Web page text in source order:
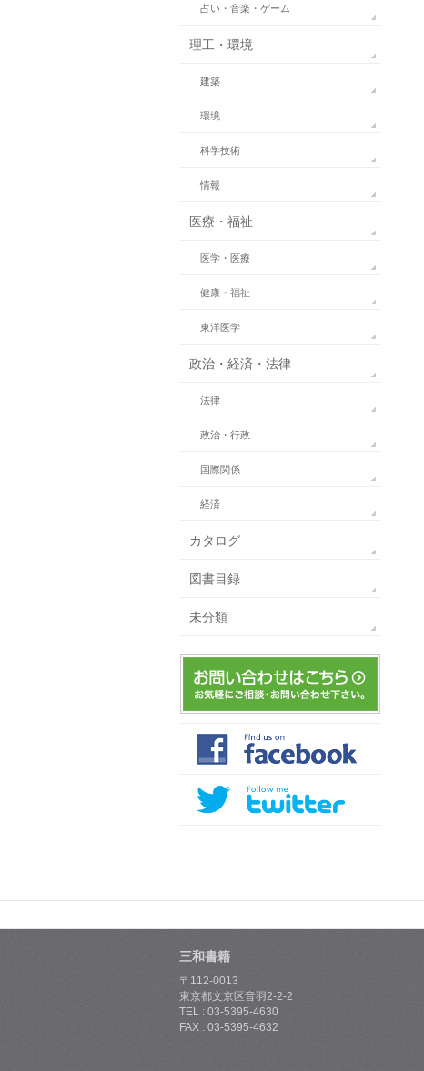
占い・音楽・ゲーム
理工・環境
建築
環境
科学技術
情報
医療・福祉
医学・医療
健康・福祉
東洋医学
政治・経済・法律
法律
政治・行政
国際関係
経済
カタログ
図書目録
未分類
三和書籍
〒112-0013
東京都文京区音羽2-2-2
TEL : 03-5395-4630
FAX : 03-5395-4632